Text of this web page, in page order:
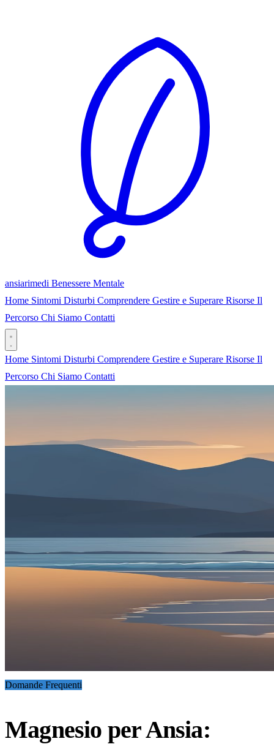
ansiarimedi Benessere Mentale
Home Sintomi Disturbi Comprendere Gestire e Superare Risorse Il
Percorso Chi Siamo Contatti
Home Sintomi Disturbi Comprendere Gestire e Superare Risorse Il
Percorso Chi Siamo Contatti
Domande Frequenti
Magnesio per Ansia: